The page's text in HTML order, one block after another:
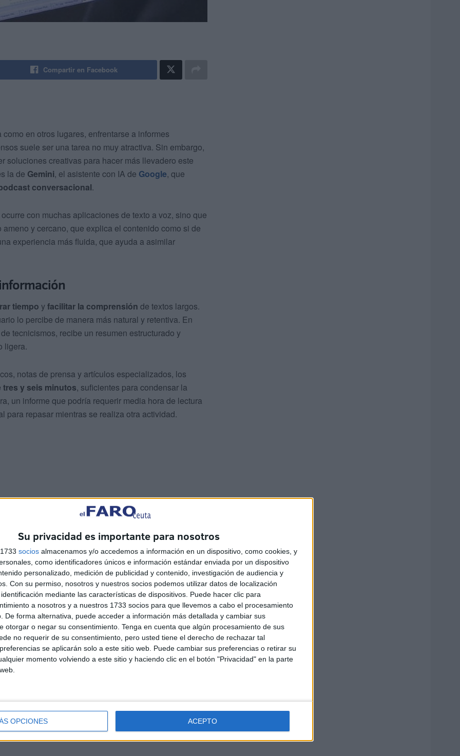
Su privacidad es importante para nosotros
socios almacenamos y/o accedemos a información en un dispositivo, como cookies, y
como identificadores únicos e información estándar enviada por un dispositivo
personalizado, medición de publicidad y contenido, investigación de audiencia y
Con su permiso, nosotros y nuestros socios podemos utilizar datos de localización
mediante las características de dispositivos. Puede hacer clic para
a nosotros y a nuestros 1733 socios para que llevemos a cabo el procesamiento
De forma alternativa, puede acceder a información más detallada y cambiar sus
otorgar o negar su consentimiento. Tenga en cuenta que algún procesamiento de sus
no requerir de su consentimiento, pero usted tiene el derecho de rechazar tal
se aplicarán solo a este sitio web. Puede cambiar sus preferencias o retirar su
momento volviendo a este sitio y haciendo clic en el botón "Privacidad" en la parte
OPCIONES ACEPTO
Compartir en Facebook
en otros lugares, enfrentarse a informes
suele ser una tarea no muy atractiva. Sin embargo,
soluciones creativas para hacer más llevadero este
la de Gemini, el asistente con IA de Google, que
conversacional.
con muchas aplicaciones de texto a voz, sino que
ameno y cercano, que explica el contenido como si de
experiencia más fluida, que ayuda a asimilar
tiempo yfacilitar la comprensión de textos largos.
lo percibe de manera más natural y retentiva. En
tecnicismos, recibe un resumen estructurado y
ligera.
notas de prensa y artículos especializados, los
tres y seis minutos, suficientes para condensar la
un informe que podría requerir media hora de lectura
para repasar mientras se realiza otra actividad.
y está disponible tanto en la
app móvil de Gemini
de “+”.
(PDF, DOC o texto plano).
tras unos minutos, entrega un resultado listo para
con terceros.